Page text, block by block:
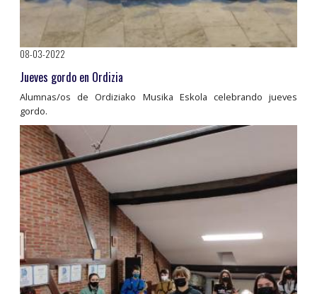
08-03-2022
Jueves gordo en Ordizia
Alumnas/os de Ordiziako Musika Eskola celebrando jueves
gordo.